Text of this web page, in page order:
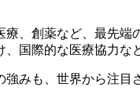
、創薬など、最先
国際的な医療協力な
みも、世界から注目